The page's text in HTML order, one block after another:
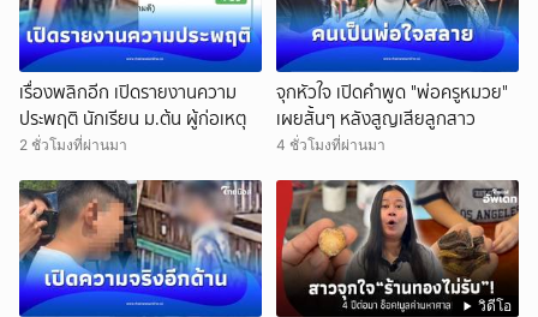
เรื่องพลิกอีก เปิดรายงานความ
ประพฤติ นักเรียน ม.ต้น ผู้ก่อเหตุ
2 ชั่วโมงที่ผ่านมา
จุกหัวใจ เปิดคำพูด "พ่อครูหมวย"
เผยสั้นๆ หลังสูญเสียลูกสาว
4 ชั่วโมงที่ผ่านมา
วิดีโอ